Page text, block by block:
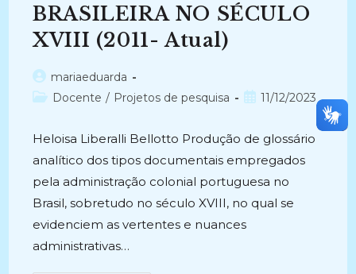
De
Manuais
De
Arquivística
BRASILEIRA NO SÉCULO
XVIII (2011- Atual)
Autor
do
mariaeduarda
Categoria
Docente / Projetos de pesquisa
Post11/12/2023
Heloisa Liberalli Bellotto Produção de glossário
analítico dos tipos documentais empregados
pela administração colonial portuguesa no
Brasil, sobretudo no século XVIII, no qual se
evidenciem as vertentes e nuances
administrativas…